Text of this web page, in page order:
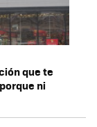
que te
ni